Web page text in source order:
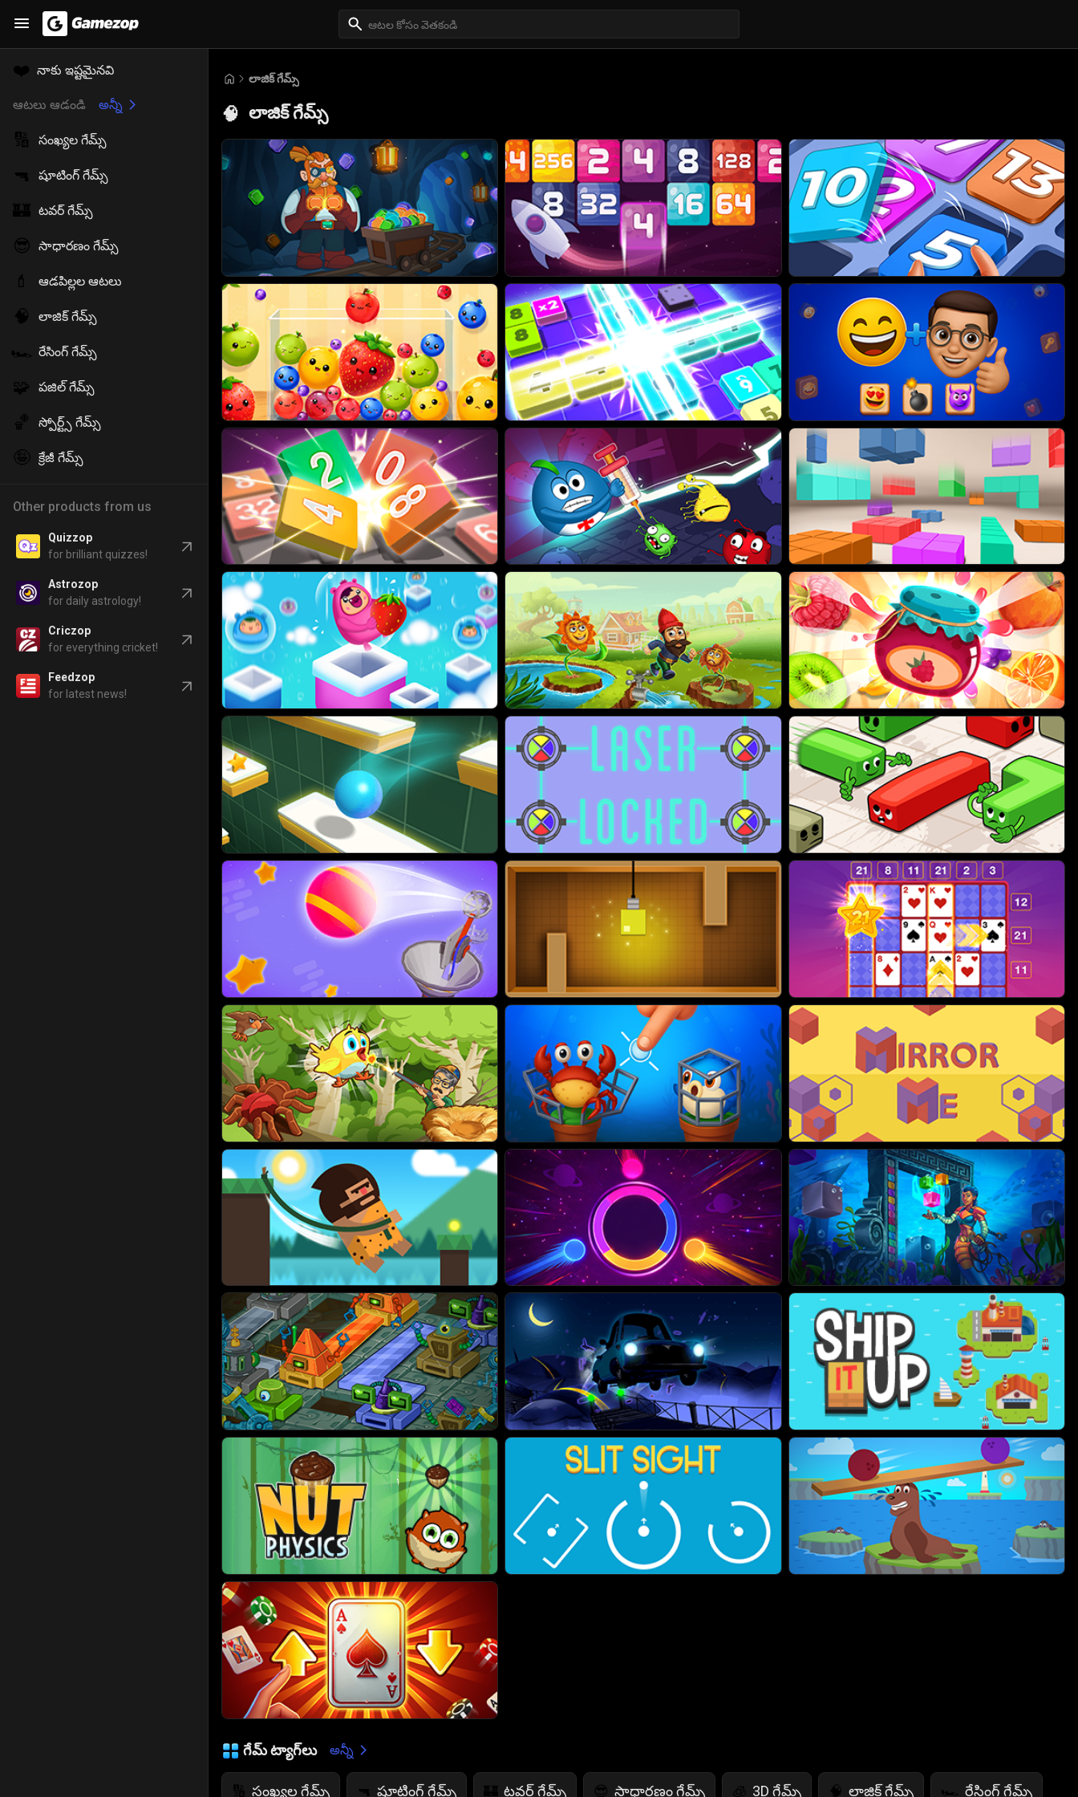
❤️ నాకు ఇష్టమైనవి
ఆటలు ఆడండి అన్నీ
🔢 సంఖ్యల గేమ్స్
🔫 షూటింగ్ గేమ్స్
🏰 టవర్ గేమ్స్
😎 సాధారణం గేమ్స్
💄 ఆడపిల్లల ఆటలు
🧠 లాజిక్ గేమ్స్
🏎️ రేసింగ్ గేమ్స్
🧩 పజిల్ గేమ్స్
🏀 స్పోర్ట్స్ గేమ్స్
🤪 క్రేజీ గేమ్స్
Other products from us
Quizzop
for brilliant quizzes!
Astrozop
for daily astrology!
Criczop
for everything cricket!
Feedzop
for latest news!
లాజిక్ గేమ్స్
🧠 లాజిక్ గేమ్స్
గేమ్ ట్యాగ్‌లు అన్నీ
🔢 సంఖ్యల గేమ్స్ 🔫 షూటింగ్ గేమ్స్ 🏰 టవర్ గేమ్స్ 😎 సాధారణం గేమ్స్ 🧊 3D గేమ్స్ 🧠 లాజిక్ గేమ్స్ 🏎️ రేసింగ్ గేమ్స్